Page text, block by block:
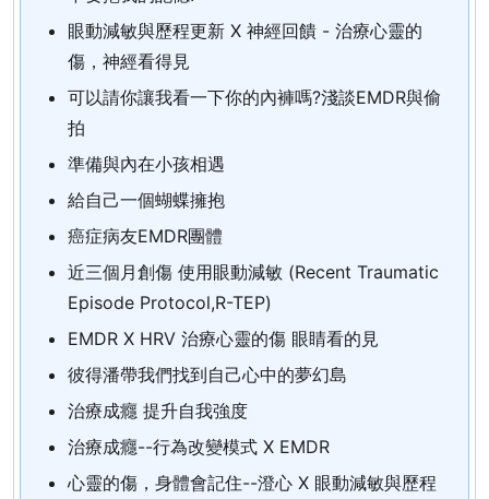
眼動減敏與歷程更新 X 神經回饋 - 治療心靈的
傷，神經看得見
可以請你讓我看一下你的內褲嗎?淺談EMDR與偷
拍
準備與內在小孩相遇
給自己一個蝴蝶擁抱
癌症病友EMDR團體
近三個月創傷 使用眼動減敏 (Recent Traumatic
Episode Protocol,R-TEP)
EMDR X HRV 治療心靈的傷 眼睛看的見
彼得潘帶我們找到自己心中的夢幻島
治療成癮 提升自我強度
治療成癮--行為改變模式 X EMDR
心靈的傷，身體會記住--澄心 X 眼動減敏與歷程